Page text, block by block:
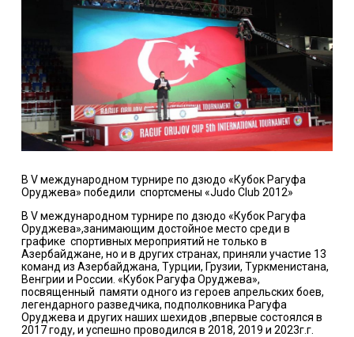
В V международном турнире по дзюдо «Кубок Рагуфа
Оруджева» победили спортсмены «Judo Club 2012»
В Vмеждународном турнире по дзюдо «Кубок Рагуфа
Оруджева»,занимающим достойное место среди в
графике спортивных мероприятий не только в
Азербайджане, но и в других странах, приняли участие 13
команд из Азербайджана, Турции, Грузии, Туркменистана,
Венгрии и России. «Кубок Рагуфа Оруджева»,
посвященный памяти одного из героев апрельских боев,
легендарного разведчика, подполковника Рагуфа
Оруджева и других наших шехидов ,впервые состоялся в
2017 году, и успешно проводился в 2018, 2019 и 2023г.г.